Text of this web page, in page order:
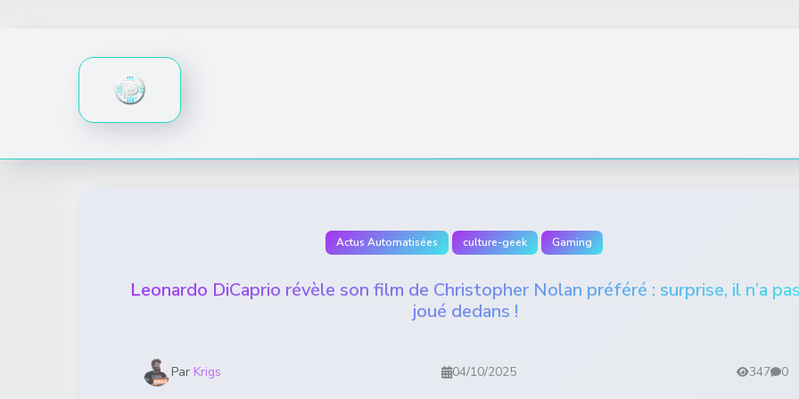
Actus Automatisées culture-geek Gaming
Leonardo DiCaprio révèle son film de Christopher Nolan préféré : surprise, il n’a
joué dedans !
Par Krigs 04/10/2025 347 0